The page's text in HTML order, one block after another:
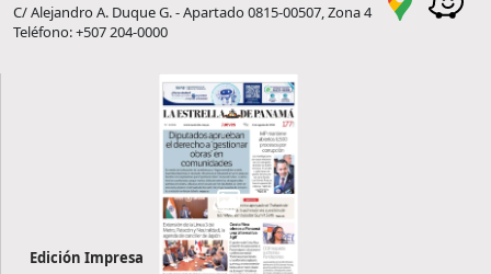
C/ Alejandro A. Duque G. - Apartado 0815-00507, Zona 4
Teléfono: +507 204-0000
Edición Impresa